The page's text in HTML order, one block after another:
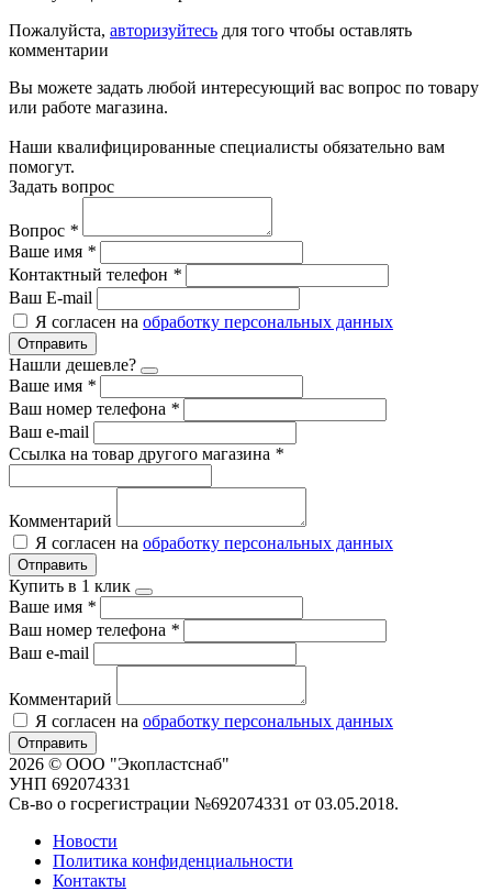
Пожалуйста, авторизуйтесь для того чтобы оставлять
комментарии
Вы можете задать любой интересующий вас вопрос по товару
или работе магазина.
Наши квалифицированные специалисты обязательно вам
помогут.
Задать вопрос
Вопрос *
Ваше имя *
Контактный телефон *
Ваш E-mail
Я согласен на обработку персональных данных
Отправить
Нашли дешевле?
Ваше имя *
Ваш номер телефона *
Ваш e-mail
Ссылка на товар другого магазина *
Комментарий
Я согласен на обработку персональных данных
Отправить
Купить в 1 клик
Ваше имя *
Ваш номер телефона *
Ваш e-mail
Комментарий
Я согласен на обработку персональных данных
Отправить
2026 © ООО "Экопластснаб"
УНП 692074331
Св-во о госрегистрации №692074331 от 03.05.2018.
Новости
Политика конфиденциальности
Контакты